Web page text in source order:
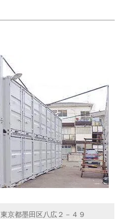
東京都墨田区八広２－４９